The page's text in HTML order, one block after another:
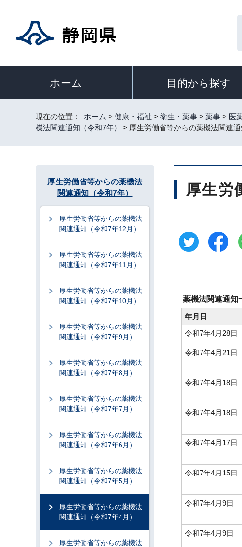
ホーム 目的から探す
現在の位置： ホーム > 健康・福祉 > 衛生・薬事 > 薬事 > 医
機法関連通知（令和7年）
> 厚生労働省等からの薬機法関連通
厚生労
薬機法関連通知
年月日
令和7年4月28日
令和7年4月21日
令和7年4月18日
令和7年4月18日
令和7年4月17日
令和7年4月15日
令和7年4月9日
令和7年4月9日
厚生労働省等からの薬機法
関連通知（令和7年）
厚生労働省等からの薬機法
関連通知（令和7年12月）
厚生労働省等からの薬機法
関連通知（令和7年11月）
厚生労働省等からの薬機法
関連通知（令和7年10月）
厚生労働省等からの薬機法
関連通知（令和7年9月）
厚生労働省等からの薬機法
関連通知（令和7年8月）
厚生労働省等からの薬機法
関連通知（令和7年7月）
厚生労働省等からの薬機法
関連通知（令和7年6月）
厚生労働省等からの薬機法
関連通知（令和7年5月）
厚生労働省等からの薬機法
関連通知（令和7年4月）
厚生労働省等からの薬機法